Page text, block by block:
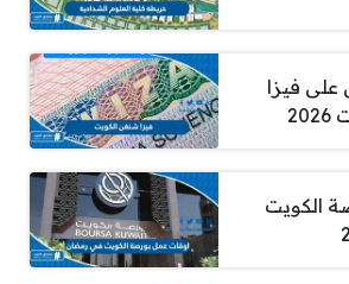
فيزا
الكويت